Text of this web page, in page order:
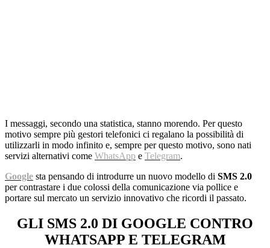
I messaggi, secondo una statistica, stanno morendo. Per questo
motivo sempre più gestori telefonici ci regalano la possibilità di
utilizzarli in modo infinito e, sempre per questo motivo, sono nati
servizi alternativi come WhatsApp e Telegram.
Google sta pensando di introdurre un nuovo modello di SMS 2.0
per contrastare i due colossi della comunicazione via pollice e
portare sul mercato un servizio innovativo che ricordi il passato.
GLI SMS 2.0 DI GOOGLE CONTRO
WHATSAPP E TELEGRAM